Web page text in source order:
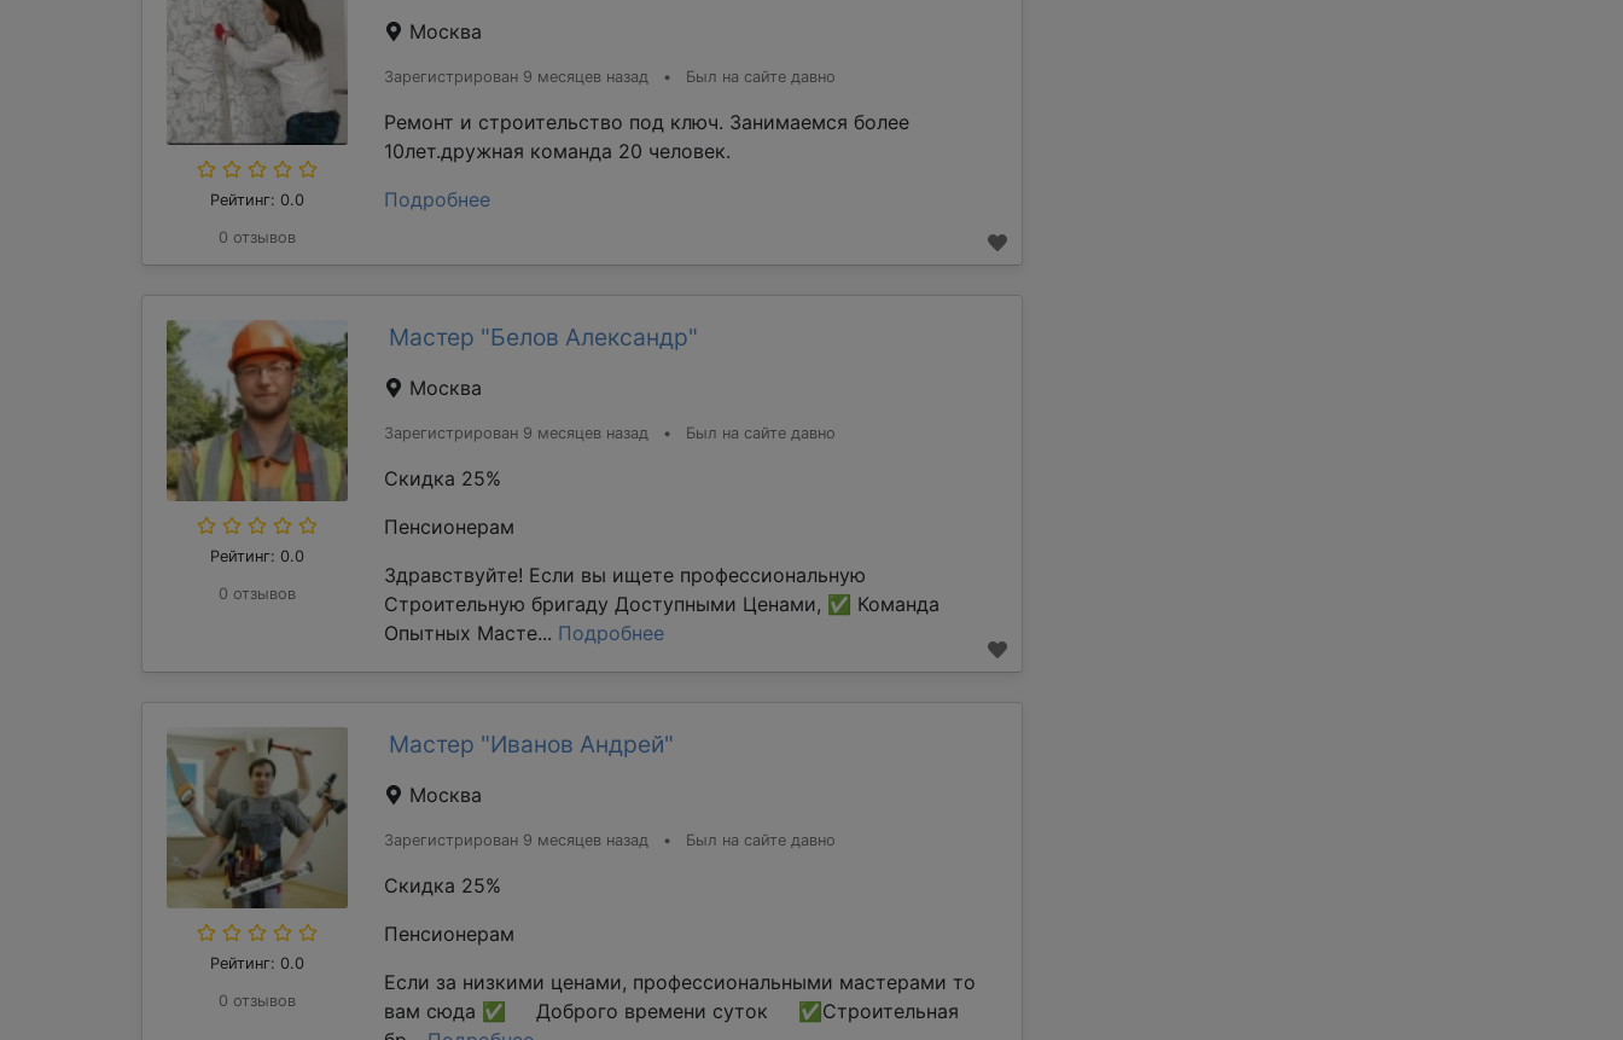
Рейтинг: 0.0
0 отзывов
Москва
Зарегистрирован 9 месяцев назад • Был на сайте давно
Ремонт и строительство под ключ. Занимаемся более
10лет.дружная команда 20 человек.
Подробнее
Рейтинг: 0.0
0 отзывов
Мастер "Белов Александр"
Москва
Зарегистрирован 9 месяцев назад • Был на сайте давно
Скидка 25%
Пенсионерам
Здравствуйте! Если вы ищете профессиональную
Строительную бригаду Доступными Ценами, ✅ Команда
Опытных Масте... Подробнее
Рейтинг: 0.0
0 отзывов
Мастер "Иванов Андрей"
Москва
Зарегистрирован 9 месяцев назад • Был на сайте давно
Скидка 25%
Пенсионерам
Если за низкими ценами, профессиональными мастерами то
вам сюда ✅ Доброго времени суток ✅Строительная